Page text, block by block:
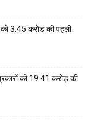
को 3.45 करोड़ की पहली
को 19.41 करोड़ की